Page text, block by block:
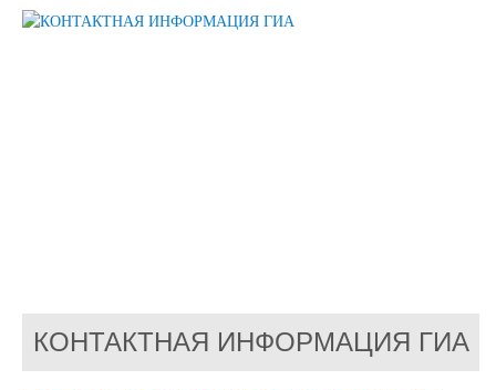
КОНТАКТНАЯ ИНФОРМАЦИЯ ГИА